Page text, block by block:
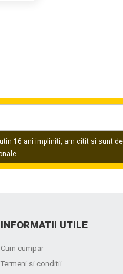
16 ani impliniti, am citit si sunt
.
INFORMATII UTILE
Cum cumpar
Termeni si conditii